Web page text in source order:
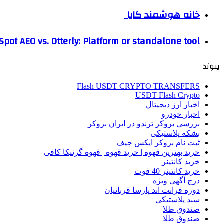
خانه هوشمند کایا
AEO vs. Otterly: Platform or standalone tool?
پیوند
Flash USDT CRYPTO TRANSFERS
USDT Flash Crypto
اخبار ارز دیجیتال
اخبار خودرو
بررسی بروکر ترندو در ایران بروکر
بشکه پلاستیکی
ثبت نام بروکر ایکس چیف
خرید بهترین قهوه | خرید قهوه | قهوه گرنیکا کافی
خرید کانتینر
خرید کانتینر 40 فوت
درج آگهی ویژه
دوره فرانت اند پارسا قربانیان
سبد پلاستیکی
صندوق طلا
صندوق طلا